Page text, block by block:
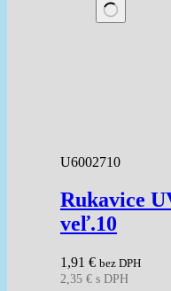
U6002710
Rukavice
veľ.10
1,91 € bez DPH
2,35 € s DPH